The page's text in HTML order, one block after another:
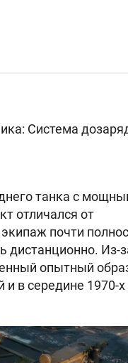
Система
танка с
отличался от
почти
дистанционно. Из-
опытный
в середине 1970-х